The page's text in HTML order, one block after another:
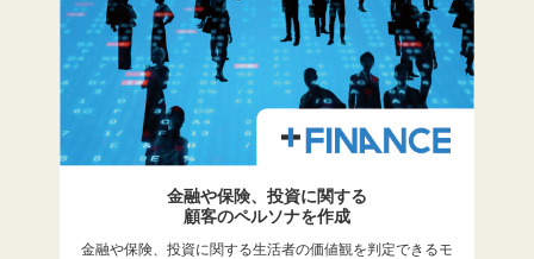
金融や保険、投資に関する
顧客のペルソナを作成
金融や保険、投資に関する生活者の価値観を判定できるモ